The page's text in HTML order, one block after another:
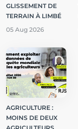
GLISSEMENT DE
TERRAIN À LIMBÉ
05 Aug 2026
AGRICULTURE :
MOINS DE DEUX